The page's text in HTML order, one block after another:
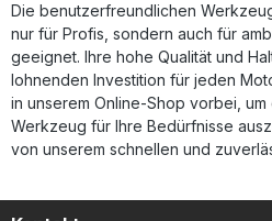
model]ALLSuzukiRM-Z450 [FI
2015SuzukiSV650 [non-
2011SuzukiSV10002003 -
2003SuzukiTL1000S1997 -
2011SuzukiVL800 Intruder
Intruder2005 -
2013SuzukiVZ800
Die benutzerfreundlichen
nur für Profis, sondern auch für
geeignet. Ihre hohe Qualität und
lohnenden Investition für jeden
in unserem Online-Shop vorbei,
Werkzeug für Ihre Bedürfnisse
von unserem schnellen und